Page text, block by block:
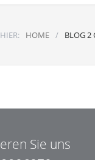
HOME / BLOG 2
Sie uns